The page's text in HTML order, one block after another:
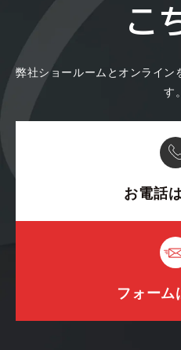
こ
弊社ショールームとオンライン
す。
お電話
フォーム